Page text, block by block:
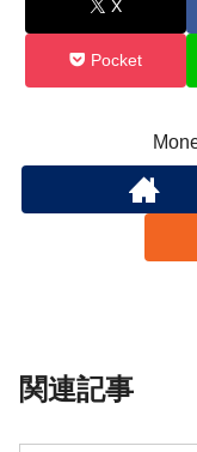
X
Pocket
関連記事